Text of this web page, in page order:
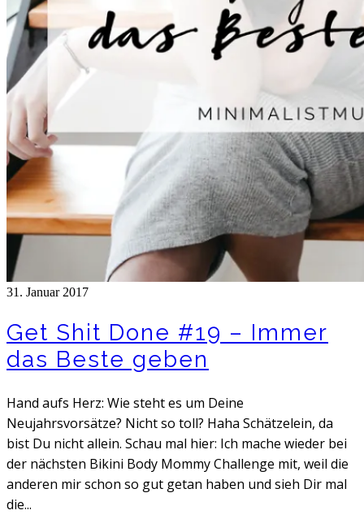
31. Januar 2017
Get Shit Done #19 – Immer
das Beste geben
Hand aufs Herz: Wie steht es um Deine
Neujahrsvorsätze? Nicht so toll? Haha Schätzelein, da
bist Du nicht allein. Schau mal hier: Ich mache wieder bei
der nächsten Bikini Body Mommy Challenge mit, weil die
anderen mir schon so gut getan haben und sieh Dir mal
die...